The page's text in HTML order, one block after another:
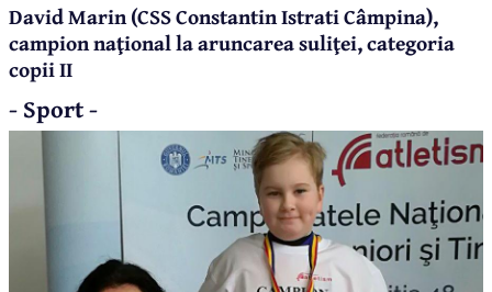
David Marin (CSS Constantin Istrati Câmpina),
campion naţional la aruncarea suliţei, categoria
copii II
- Sport -